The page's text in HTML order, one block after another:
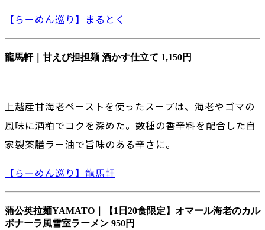
【らーめん巡り】まるとく
龍馬軒｜甘えび担担麺 酒かす仕立て 1,150円
上越産甘海老ペーストを使ったスープは、海老やゴマの
風味に酒粕でコクを深めた。数種の香辛料を配合した自
家製薬膳ラー油で旨味のある辛さに。
【らーめん巡り】龍馬軒
蒲公英拉麺YAMATO｜【1日20食限定】オマール海老のカル
ボナーラ風雪室ラーメン 950円